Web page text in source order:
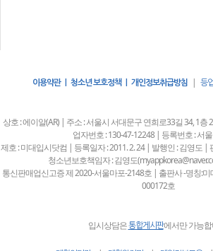
이용약관 | 청소년 보호정책 | 개인정보취급방침| 등
상호 : 에이알(AR) | 주소 : 서울시 서대문구 연희로33길 34, 1
업자번호 : 130-47-12248 | 등록번호 : 서
제호 : 미대입시닷컴 | 등록일자 : 2011. 2. 24 | 발행인 : 김영도
청소년보호책임자 : 김영도
통신판매업신고증 제 2020-서울마포-2148호 | 출판사 -명칭:
000172호
입시상담은통합게시판에서만 가능